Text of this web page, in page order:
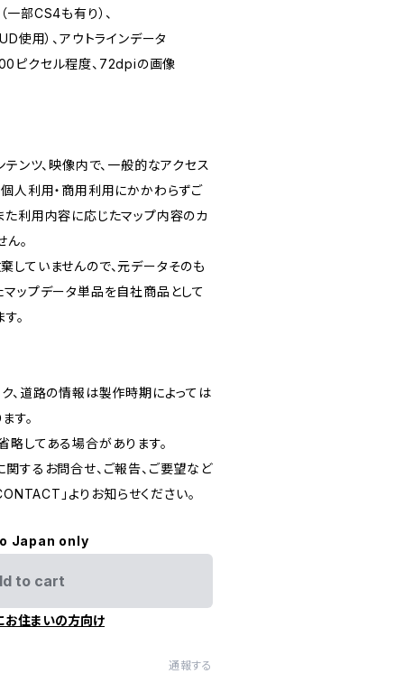
部CS4も有り）、
使用）、アウトラインデータ
ピクセル程度、72dpiの画像
ンツ、映像内で、一般的なアクセス
人利用・商用利用にかかわらずご
た利用内容に応じたマップ内容のカ
。
していませんので、元データそのも
ップデータ単品を自社商品として
。
、道路の情報は製作時期によっては
す。
してある場合があります。
するお問合せ、ご報告、ご要望など
」よりお知らせください。
Japan only
to cart
お住まいの方向け
通報する